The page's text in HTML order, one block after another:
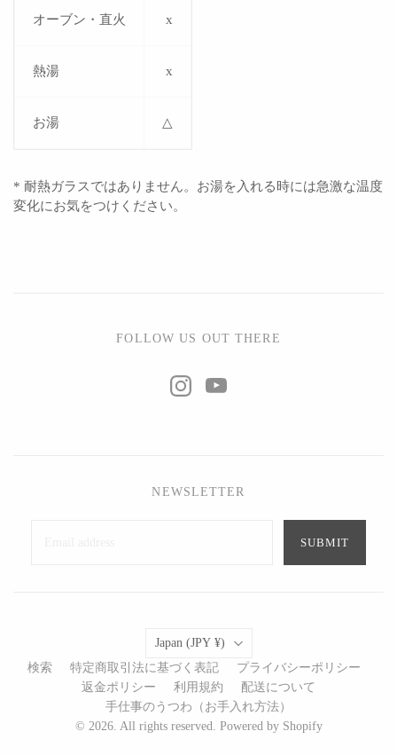
オーブン・直火 x
熱湯 x
お湯 △
* 耐熱ガラスではありません。お湯を入れる時には急激な温度
変化にお気をつけください。
FOLLOW US OUT THERE
NEWSLETTER
SUBMIT
Country
Japan
(JPY ¥)
検索
特定商取引法に基づく表記
プライバシーポリシー
返金ポリシー
利用規約
配送について
手仕事のうつわ（お手入れ方法）
© 2026. All rights reserved. Powered by Shopify